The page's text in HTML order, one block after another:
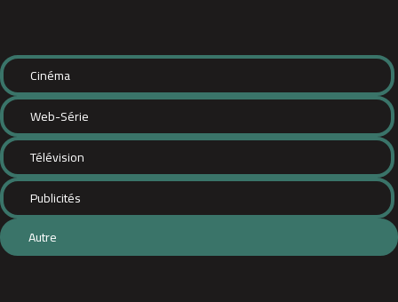
Cinéma
Web-Série
Télévision
Publicités
Autre